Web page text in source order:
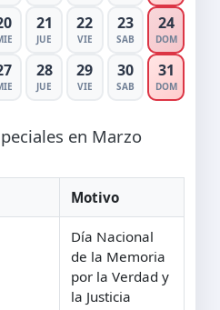
21
JUE
22
VIE
23
SAB
24
DOM
28
JUE
29
VIE
30
SAB
31
DOM
en Marzo
Motivo
Día Nacional
de la Memoria
por la Verdad y
la Justicia